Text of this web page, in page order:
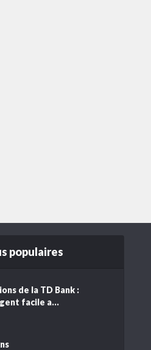
populaires
de la TD Bank :
facile a...